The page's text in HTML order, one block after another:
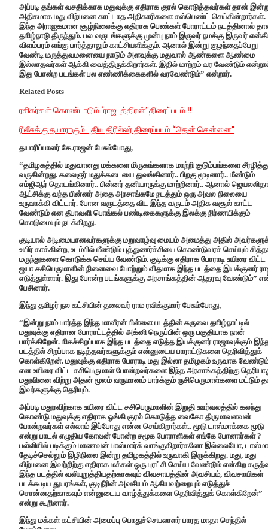
அப்படி தங்கள் வசதிக்காக மதுவுக்கு எதிராக குரல் கொடுத்தவர்கள் தான்
அதிகமாக மது விற்பனை காட்டாத அதிகாரிகளை சஸ்பெண்ட் செய்கின்றார்கள்.
இந்த அராஜகமான சூழ்நிலைக்கு எதிராக பெண்கள் போராட்டம் நடத்தினால்
தமிழ்நாடு திருந்தும். பல வருடங்களுக்கு முன்பு நாம் இருவர் நமக்கு இருவர்
விளம்பரம் எங்கு பார்த்தாலும் காட்சியளிக்கும். ஆனால் இன்று குழந்தைப்பேறு
வேண்டி மருத்துவமனையை நாடும் அளவுக்கு மதுவால் ஆண்களை ஆண்மை
இல்லாதவர்கள் ஆக்கி வைத்திருக்கிறார்கள். இதில் மாற்றம் வர வேண்டும்
இது போன்ற படங்கள் பல எண்ணிக்கைகளில் வரவேண்டும்” என்றார்.
Related Posts
ரசிகர்கள் கொண்டாடும் ‘ராஜபுத்திரன்’ திரைப்படம் !!
ரிலீசுக்கு தயாராகும் புதிய திரில்லர் திரைப்படம் “தென் சென்னை”
தயாரிப்பாளர் கே.ராஜன் பேசும்போது,
“தமிழகத்தில் மதுவானது மக்களை மிருகங்களாக மாற்றி குடும்பங்களை
வருகின்றது. கலைஞர் மதுக்கடையை துவங்கினார்.. பிறகு மூடினார்.. மீண்டும்
எம்ஜிஆர் தொடங்கினார்.. பின்னர் தனியாருக்கு மாற்றினார்.. ஆனால் ஜெயலலிதா
ஆட்சிக்கு வந்த பின்னர் அதை அரசாங்கமே நடத்தும் ஒரு அவல நிலையை
உருவாக்கி விட்டார். போன வருடத்தை விட இந்த வருடம் அதிக வசூல் காட்ட
வேண்டும் என தீபாவளி பொங்கல் பண்டிகைகளுக்கு இலக்கு நிர்ணயிக்கும்
கொடுமையும் நடக்கிறது.
குடியால் அடிமையானவர்களுக்கு மறுவாழ்வு மையம் அமைத்து அதில்
உயிர் காக்கின்ற, உடம்பில் மீண்டும் புத்துணர்ச்சியை கொண்டுவரச் செய்யும்
மருந்துகளை கொடுக்க செய்ய வேண்டும். குடிக்கு எதிராக போராடி உயிரை விட்ட
ஐயா சசிபெருமாளின் நினைவை போற்றும் விதமாக இந்த படத்தை இயக்குனர்
எடுத்துள்ளார். இது போன்ற படங்களுக்கு அரசாங்கத்தின் ஆதரவு வேண்டும்”
பேசினார்.
இந்து தமிழர் நல கட்சியின் தலைவர் ராம ரவிக்குமார் பேசும்போது,
“இன்று நாம் பார்த்த இந்த மாவீரன் பிள்ளை படத்தின் கருவை தமிழ்நாட்டில்
மதுவுக்கு எதிரான போராட்டத்தில் அக்னி நெருப்பின் ஒரு பகுதியாக நான்
பார்க்கிறேன். மிகச்சிறப்பாக இந்த படத்தை எடுத்த இயக்குனர் ராஜாவுக்கும்
படத்தில் சிறப்பாக நடித்தவர்களுக்கும் என்னுடைய பாராட்டுகளை தெரிவித்துக்
கொள்கிறேன். மதுவுக்கு எதிராக போராடி மது இல்லா தமிழகம் உருவாக
என உயிரை விட்ட சசிபெருமாள் போன்றவர்களை இந்த அரசாங்கத்திற்கு
மதுவினை விற்று அதன் மூலம் வருமானம் பார்க்கும் ருசிபெருமாள்களை மட்டும்
இவர்களுக்கு தெரியும்.
அப்படி மதுரவிற்காக உயிரை விட்ட சசிபெருமாளின் இறுதி ஊர்வலத்தில் கலந்து
கொண்டு மதுவுக்கு எதிராக ஓங்கி குரல் கொடுத்த வைகோ திருமாவளவன்
போன்றவர்கள் எல்லாம் இப்போது என்ன செய்கிறார்கள்.. மூடு டாஸ்மாக்கை மூடு
என்று பாடல் எழுதிய கோவன் போன்ற சமூக போராளிகள் எங்கே போனார்கள் ?
பள்ளியில் படிக்கும் மாணவன் பாஸ்மார்க் வாங்குகிறார்களோ இல்லையோ,
தேடிச்செல்லும் இழிநிலை இன்று தமிழகத்தில் உருவாகி இருக்கிறது. மது, மது
விற்பனை இவற்றிற்கு எதிராக மக்கள் ஒரு புரட்சி செய்ய வேண்டும் என்கிற
இந்த படத்தில் வலியுறுத்தியதற்காகவும் விவசாயத்தின் அவசியம், விவசாயிகள்
படக்கூடிய துயரங்கள், குடிநீரின் அவசியம் ஆகியவற்றையும் எடுத்துச்
சொன்னதற்காகவும் என்னுடைய வாழ்த்துக்களை தெரிவித்துக் கொள்கிறேன்”
என்று கூறினார்.
இந்து மக்கள் கட்சியின் அமைப்பு பொதுச்செயலாளர் பாரத மாதா செந்தில்